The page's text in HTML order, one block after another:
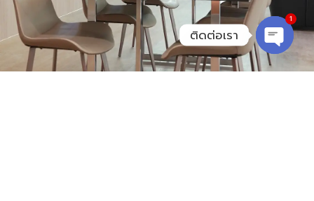
ติดต่อเรา
Open
chaty
1